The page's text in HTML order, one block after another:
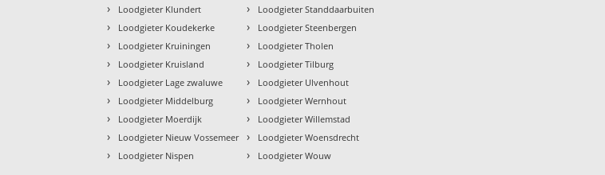
› Loodgieter Klundert
› Loodgieter Koudekerke
› Loodgieter Kruiningen
› Loodgieter Kruisland
› Loodgieter Lage zwaluwe
› Loodgieter Middelburg
› Loodgieter Moerdijk
› Loodgieter Nieuw Vossemeer
› Loodgieter Nispen
› Loodgieter Standdaarbuiten
› Loodgieter Steenbergen
› Loodgieter Tholen
› Loodgieter Tilburg
› Loodgieter Ulvenhout
› Loodgieter Wernhout
› Loodgieter Willemstad
› Loodgieter Woensdrecht
› Loodgieter Wouw